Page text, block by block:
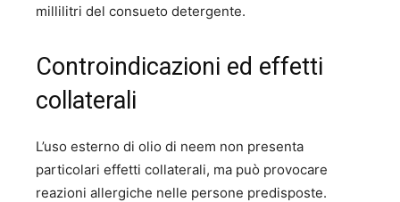
millilitri del consueto detergente.
Controindicazioni ed effetti
collaterali
L’uso esterno di olio di neem non presenta
particolari effetti collaterali, ma può provocare
reazioni allergiche nelle persone predisposte.